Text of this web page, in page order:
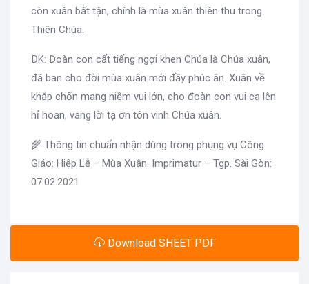
còn xuân bất tận, chính là mùa xuân thiên thu trong
Thiên Chúa.
ÐK: Đoàn con cất tiếng ngợi khen Chúa là Chúa xuân,
đã ban cho đời mùa xuân mới đầy phúc ân. Xuân về
khắp chốn mang niềm vui lớn, cho đoàn con vui ca lên
hỉ hoan, vang lời tạ ơn tôn vinh Chúa xuân.
🌾 Thông tin chuẩn nhận dùng trong phụng vụ Công
Giáo: Hiệp Lễ – Mùa Xuân. Imprimatur – Tgp. Sài Gòn:
07.02.2021
Download SHEET PDF